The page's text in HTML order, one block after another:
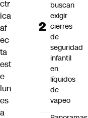
ctr
ica
af
ec
ta
est
e
lun
es
a
buscan
exigir
cierres
de
seguridad
infantil
en
líquidos
de
vapeo